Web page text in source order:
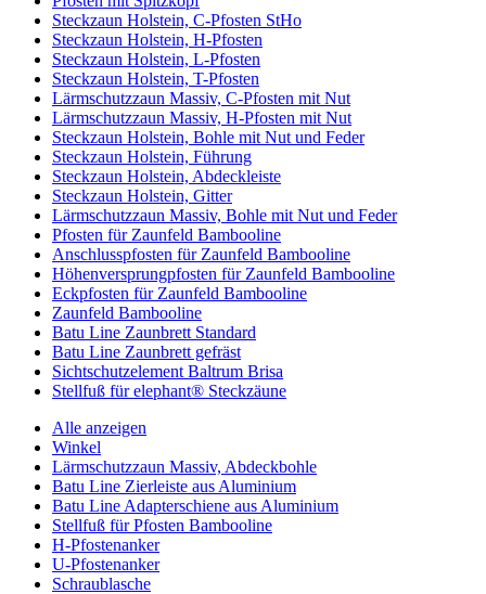
Steckzaun Holstein, C-Pfosten StHo
Steckzaun Holstein, H-Pfosten
Steckzaun Holstein, L-Pfosten
Steckzaun Holstein, T-Pfosten
Lärmschutzzaun Massiv, C-Pfosten mit Nut
Lärmschutzzaun Massiv, H-Pfosten mit Nut
Steckzaun Holstein, Bohle mit Nut und Feder
Steckzaun Holstein, Führung
Steckzaun Holstein, Abdeckleiste
Steckzaun Holstein, Gitter
Lärmschutzzaun Massiv, Bohle mit Nut und Feder
Pfosten für Zaunfeld Bambooline
Anschlusspfosten für Zaunfeld Bambooline
Höhenversprungpfosten für Zaunfeld Bambooline
Eckpfosten für Zaunfeld Bambooline
Zaunfeld Bambooline
Batu Line Zaunbrett Standard
Batu Line Zaunbrett gefräst
Sichtschutzelement Baltrum Brisa
Stellfuß für elephant® Steckzäune
Alle anzeigen
Winkel
Lärmschutzzaun Massiv, Abdeckbohle
Batu Line Zierleiste aus Aluminium
Batu Line Adapterschiene aus Aluminium
Stellfuß für Pfosten Bambooline
H-Pfostenanker
U-Pfostenanker
Schraublasche